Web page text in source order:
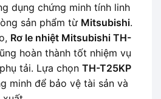
dụng chứng minh tính linh
sản phẩm từ Mitsubishi.
Rơ le nhiệt Mitsubishi TH-
hoàn thành tốt nhiệm vụ
tải. Lựa chọn TH-T25KP
minh để bảo vệ tài sản và